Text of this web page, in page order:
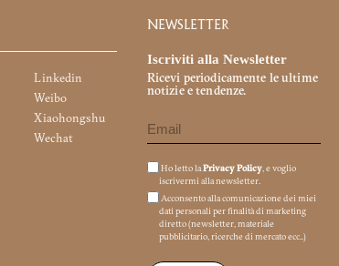
Linkedin
Weibo
Xiaohongshu
Wechat
NEWSLETTER
Iscriviti alla Newsletter
Ricevi periodicamente le ultime
notizie e tendenze.
Ho letto laPrivacy Policy, e voglio
iscrivermi alla newsletter.
Acconsento alla comunicazione dei miei
dati personali per finalità di marketing
diretto (newsletter, materiale
pubblicitario, ricerche di mercato ecc..)